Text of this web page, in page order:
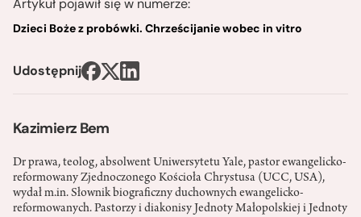
Kazimierz Bem
Dr prawa, teolog, absolwent Uniwersytetu Yale, pastor ewangelicko-
reformowany Zjednoczonego Kościoła Chrystusa (UCC, USA),
wydał m.in. Słownik biograficzny duchownych ewangelicko-
reformowanych. Pastorzy i diakonisy Jednoty Małopolskiej i Jednoty
Artykuł pojawił się w numerze:
Dzieci Boże z probówki. Chrześcijanie wobec in vitro
Udostępnij